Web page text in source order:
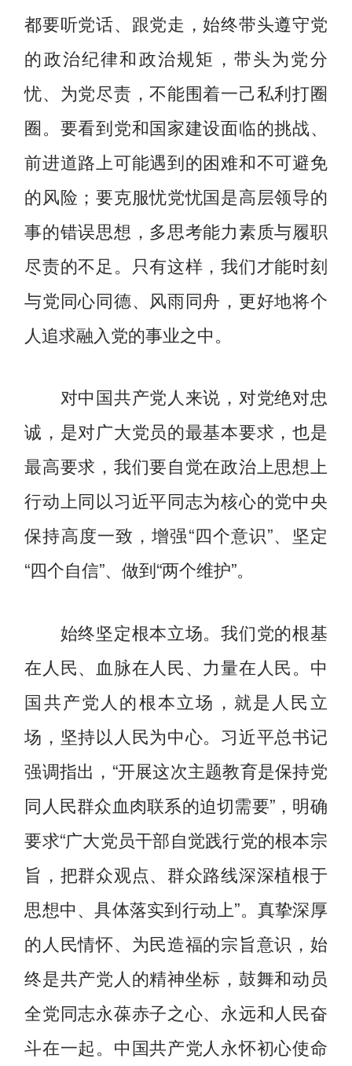
都要听党话、跟党走，始终带头遵守党
的政治纪律和政治规矩，带头为党分
忧、为党尽责，不能围着一己私利打圈
圈。要看到党和国家建设面临的挑战、
前进道路上可能遇到的困难和不可避免
的风险；要克服忧党忧国是高层领导的
事的错误思想，多思考能力素质与履职
尽责的不足。只有这样，我们才能时刻
与党同心同德、风雨同舟，更好地将个
人追求融入党的事业之中。
对中国共产党人来说，对党绝对忠
诚，是对广大党员的最基本要求，也是
最高要求，我们要自觉在政治上思想上
行动上同以习近平同志为核心的党中央
保持高度一致，增强“四个意识”、坚定
“四个自信”、做到“两个维护”。
始终坚定根本立场。我们党的根基
在人民、血脉在人民、力量在人民。中
国共产党人的根本立场，就是人民立
场，坚持以人民为中心。习近平总书记
强调指出，“开展这次主题教育是保持党
同人民群众血肉联系的迫切需要”，明确
要求“广大党员干部自觉践行党的根本宗
旨，把群众观点、群众路线深深植根于
思想中、具体落实到行动上”。真挚深厚
的人民情怀、为民造福的宗旨意识，始
终是共产党人的精神坐标，鼓舞和动员
全党同志永葆赤子之心、永远和人民奋
斗在一起。中国共产党人永怀初心使命